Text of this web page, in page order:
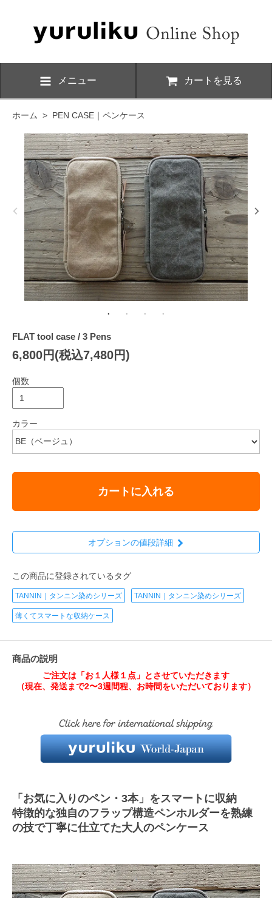
メニュー カートを見る
ホーム > PEN CASE｜ペンケース
FLAT tool case / 3 Pens
6,800円(税込7,480円)
個数
カラー
カートに入れる
オプションの値段詳細
この商品に登録されているタグ
TANNIN｜タンニン染めシリーズ TANNIN｜タンニン染めシリーズ
薄くてスマートな収納ケース
商品の説明
ご注文は「お１人様１点」とさせていただきます
（現在、発送まで2〜3週間程、お時間をいただいております）
「お気に入りのペン・3本」をスマートに収納
特徴的な独自のフラップ構造ペンホルダーを熟練
の技で丁寧に仕立てた大人のペンケース